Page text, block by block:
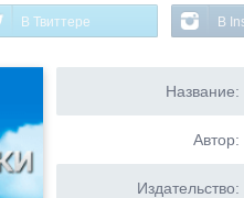
В Твиттере В
Название:
Автор:
Издательство: